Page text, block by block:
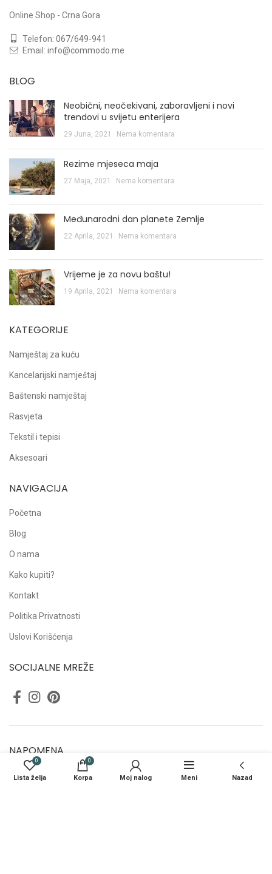
Online Shop - Crna Gora
Telefon: 067/649-941
Email: info@commodo.me
BLOG
Neobični, neočekivani, zaboravljeni i novi
trendovi u svijetu enterijera
29 Juna, 2021 Nema komentara
Rezime mjeseca maja
27 Maja, 2021 Nema komentara
Međunarodni dan planete Zemlje
22 Aprila, 2021 Nema komentara
Vrijeme je za novu baštu!
19 Aprila, 2021 Nema komentara
KATEGORIJE
Namještaj za kuću
Kancelarijski namještaj
Baštenski namještaj
Rasvjeta
Tekstil i tepisi
Aksesoari
NAVIGACIJA
Početna
Blog
O nama
Kako kupiti?
Kontakt
Politika Privatnosti
Uslovi Korišćenja
SOCIJALNE MREŽE
NAPOMENA
Cijene proizvoda su izražene sa PDV-om.
0
Lista želja
0
Korpa Moj nalog Meni Nazad